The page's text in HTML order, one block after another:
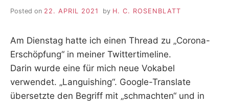
Posted on 22. APRIL 2021 by H. C. ROSENBLATT
Am Dienstag hatte ich einen Thread zu „Corona-
Erschöpfung“ in meiner Twittertimeline.
Darin wurde eine für mich neue Vokabel
verwendet. „Languishing“. Google-Translate
übersetzte den Begriff mit „schmachten“ und in